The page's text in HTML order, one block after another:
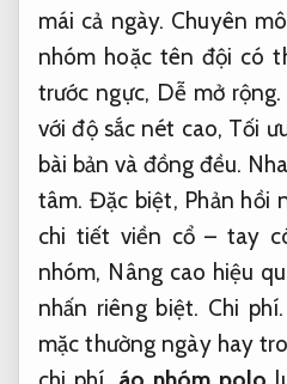
mái cả ngày. Chuyên
nhóm hoặc tên đội có
trước ngực, Dễ mở rộng.
với độ sắc nét cao, Tối
bài bản và đồng đều.
tâm. Đặc biệt, Phản hồi
chi tiết viền cổ – tay
nhóm, Nâng cao hiệu
nhấn riêng biệt. Chi phí.
mặc thường ngày hay